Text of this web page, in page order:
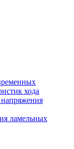
хода
ламельных